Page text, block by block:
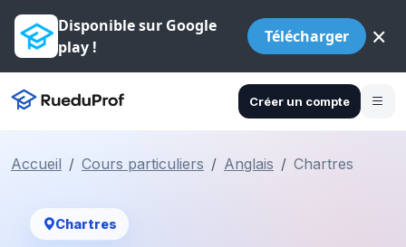
Disponible sur Google
play !
Télécharger ×
Créer un compte
Accueil Cours particuliers Anglais Chartres
Chartres